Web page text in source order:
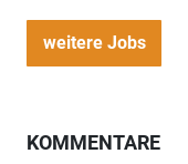
weitere Jobs
KOMMENTARE